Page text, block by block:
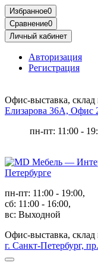
Избранное0
Сравнение0
Личный кабинет
Авторизация
Регистрация
Офис-выставка, склад
Елизарова 36А, Офис
пн-пт: 11:00 -
пн-пт: 11:00 - 19:00,
сб: 11:00 - 16:00,
вс: Выходной
Офис-выставка, склад
г. Санкт-Петербург,